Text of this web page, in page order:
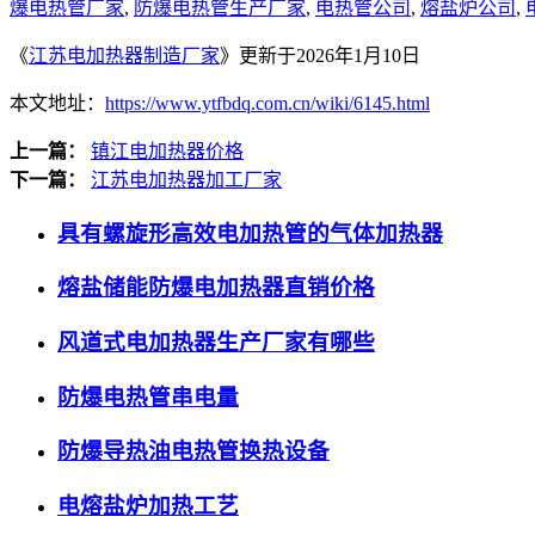
爆电热管厂家, 防爆电热管生产厂家, 电热管公司 , 熔盐炉公司 ,
《江苏电加热器制造厂家》更新于2026年1月10日
本文地址： https://www.ytfbdq.com.cn/wiki/6145.html
上一篇：
镇江电加热器价格
下一篇：
江苏电加热器加工厂家
具有螺旋形高效电加热管的气体加热器
熔盐储能防爆电加热器直销价格
风道式电加热器生产厂家有哪些
防爆电热管串电量
防爆导热油电热管换热设备
电熔盐炉加热工艺